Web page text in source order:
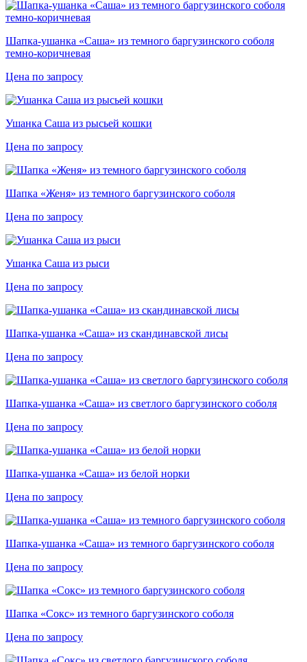
Шапка-ушанка «Саша» из темного баргузинского соболя
темно-коричневая
Цена по запросу
Ушанка Саша из рысьей кошки
Цена по запросу
Шапка «Женя» из темного баргузинского соболя
Цена по запросу
Ушанка Саша из рыси
Цена по запросу
Шапка-ушанка «Саша» из скандинавской лисы
Цена по запросу
Шапка-ушанка «Саша» из светлого баргузинского соболя
Цена по запросу
Шапка-ушанка «Саша» из белой норки
Цена по запросу
Шапка-ушанка «Саша» из темного баргузинского соболя
Цена по запросу
Шапка «Сокс» из темного баргузинского соболя
Цена по запросу